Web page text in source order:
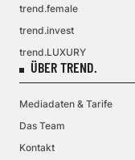
trend.female
trend.invest
trend.LUXURY
ÜBER TREND.
Mediadaten & Tarife
Das Team
Kontakt